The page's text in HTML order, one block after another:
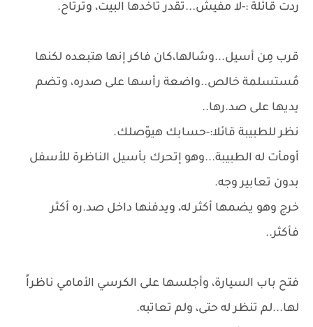
ردت قائلة :-لا مفيش...تقدر تاخدها البيت، وترتاح.
قرب مِن أسيل...وشالها،كان فاكر إنها هتبعده لكنها
مُستسلمة خالص..واضعة رأسها على صدره، وتضم
يديها على صد.رها..
نظر للطبيبة قائلا:-حسابك هيوّصلك.
أومأت له الطبيبة...وهو إتحرك بأسيل الناظرة للأسفل
بدون تعابير وجه.
خرج وهو يضمها أكثر له، ويدفنها داخل صد.ره أكثر
فأكثر..
فتح باب السيارة، وأجلسها على الكرسي الأمامي ناظراً
لها...لم تنظر له حتى، ولم تعاتبه.